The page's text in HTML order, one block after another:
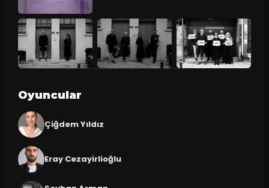
Oyuncular
Çiğdem Yıldız
Eray Cezayirlioğlu